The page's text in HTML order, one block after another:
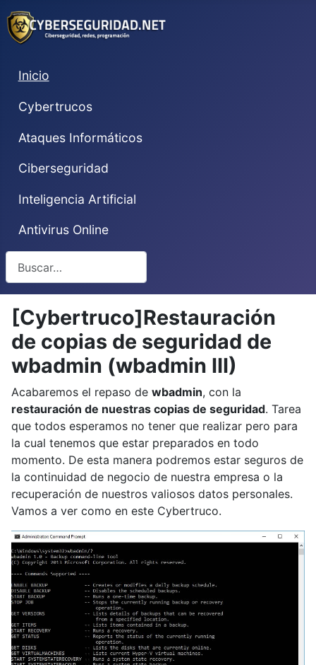
Inicio
Cybertrucos
Ataques Informáticos
Ciberseguridad
Inteligencia Artificial
Antivirus Online
[Cybertruco]Restauración
de copias de seguridad de
wbadmin (wbadmin III)
Acabaremos el repaso de wbadmin, con la
restauración de nuestras copias de seguridad. Tarea
que todos esperamos no tener que realizar pero para
la cual tenemos que estar preparados en todo
momento. De esta manera podremos estar seguros de
la continuidad de negocio de nuestra empresa o la
recuperación de nuestros valiosos datos personales.
Vamos a ver como en este Cybertruco.